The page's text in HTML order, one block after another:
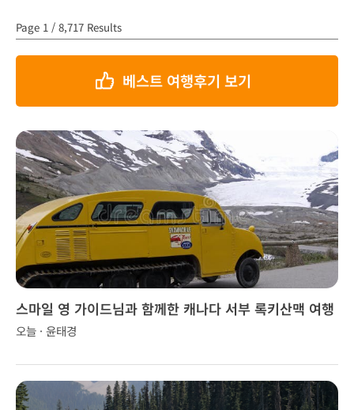
Page 1 / 8,717 Results
베스트 여행후기 보기
스마일 영 가이드님과 함께한 캐나다 서부 록키산맥 여행
오늘 · 윤태경